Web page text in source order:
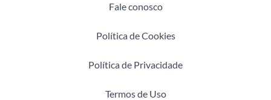
Fale conosco
Política de Cookies
Política de Privacidade
Termos de Uso